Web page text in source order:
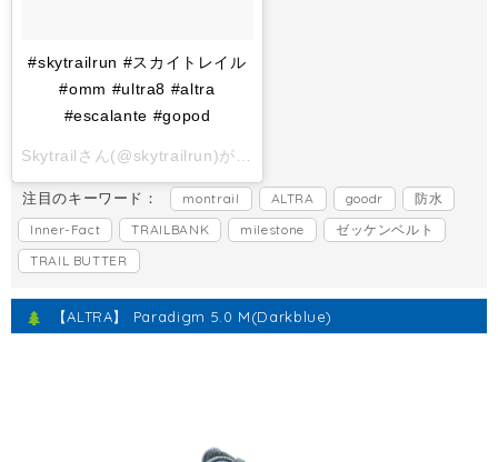
#skytrailrun #スカイトレイル
#omm #ultra8 #altra
#escalante #gopod
Skytrailさん(@skytrailrun)がシェアした投稿 -
注目のキーワード： montrail ALTRA goodr
防水
Inner-Fact
TRAILBANK milestone
ゼッケンベルト
TRAIL BUTTER
【ALTRA】 Paradigm 5.0 M(Darkblue)